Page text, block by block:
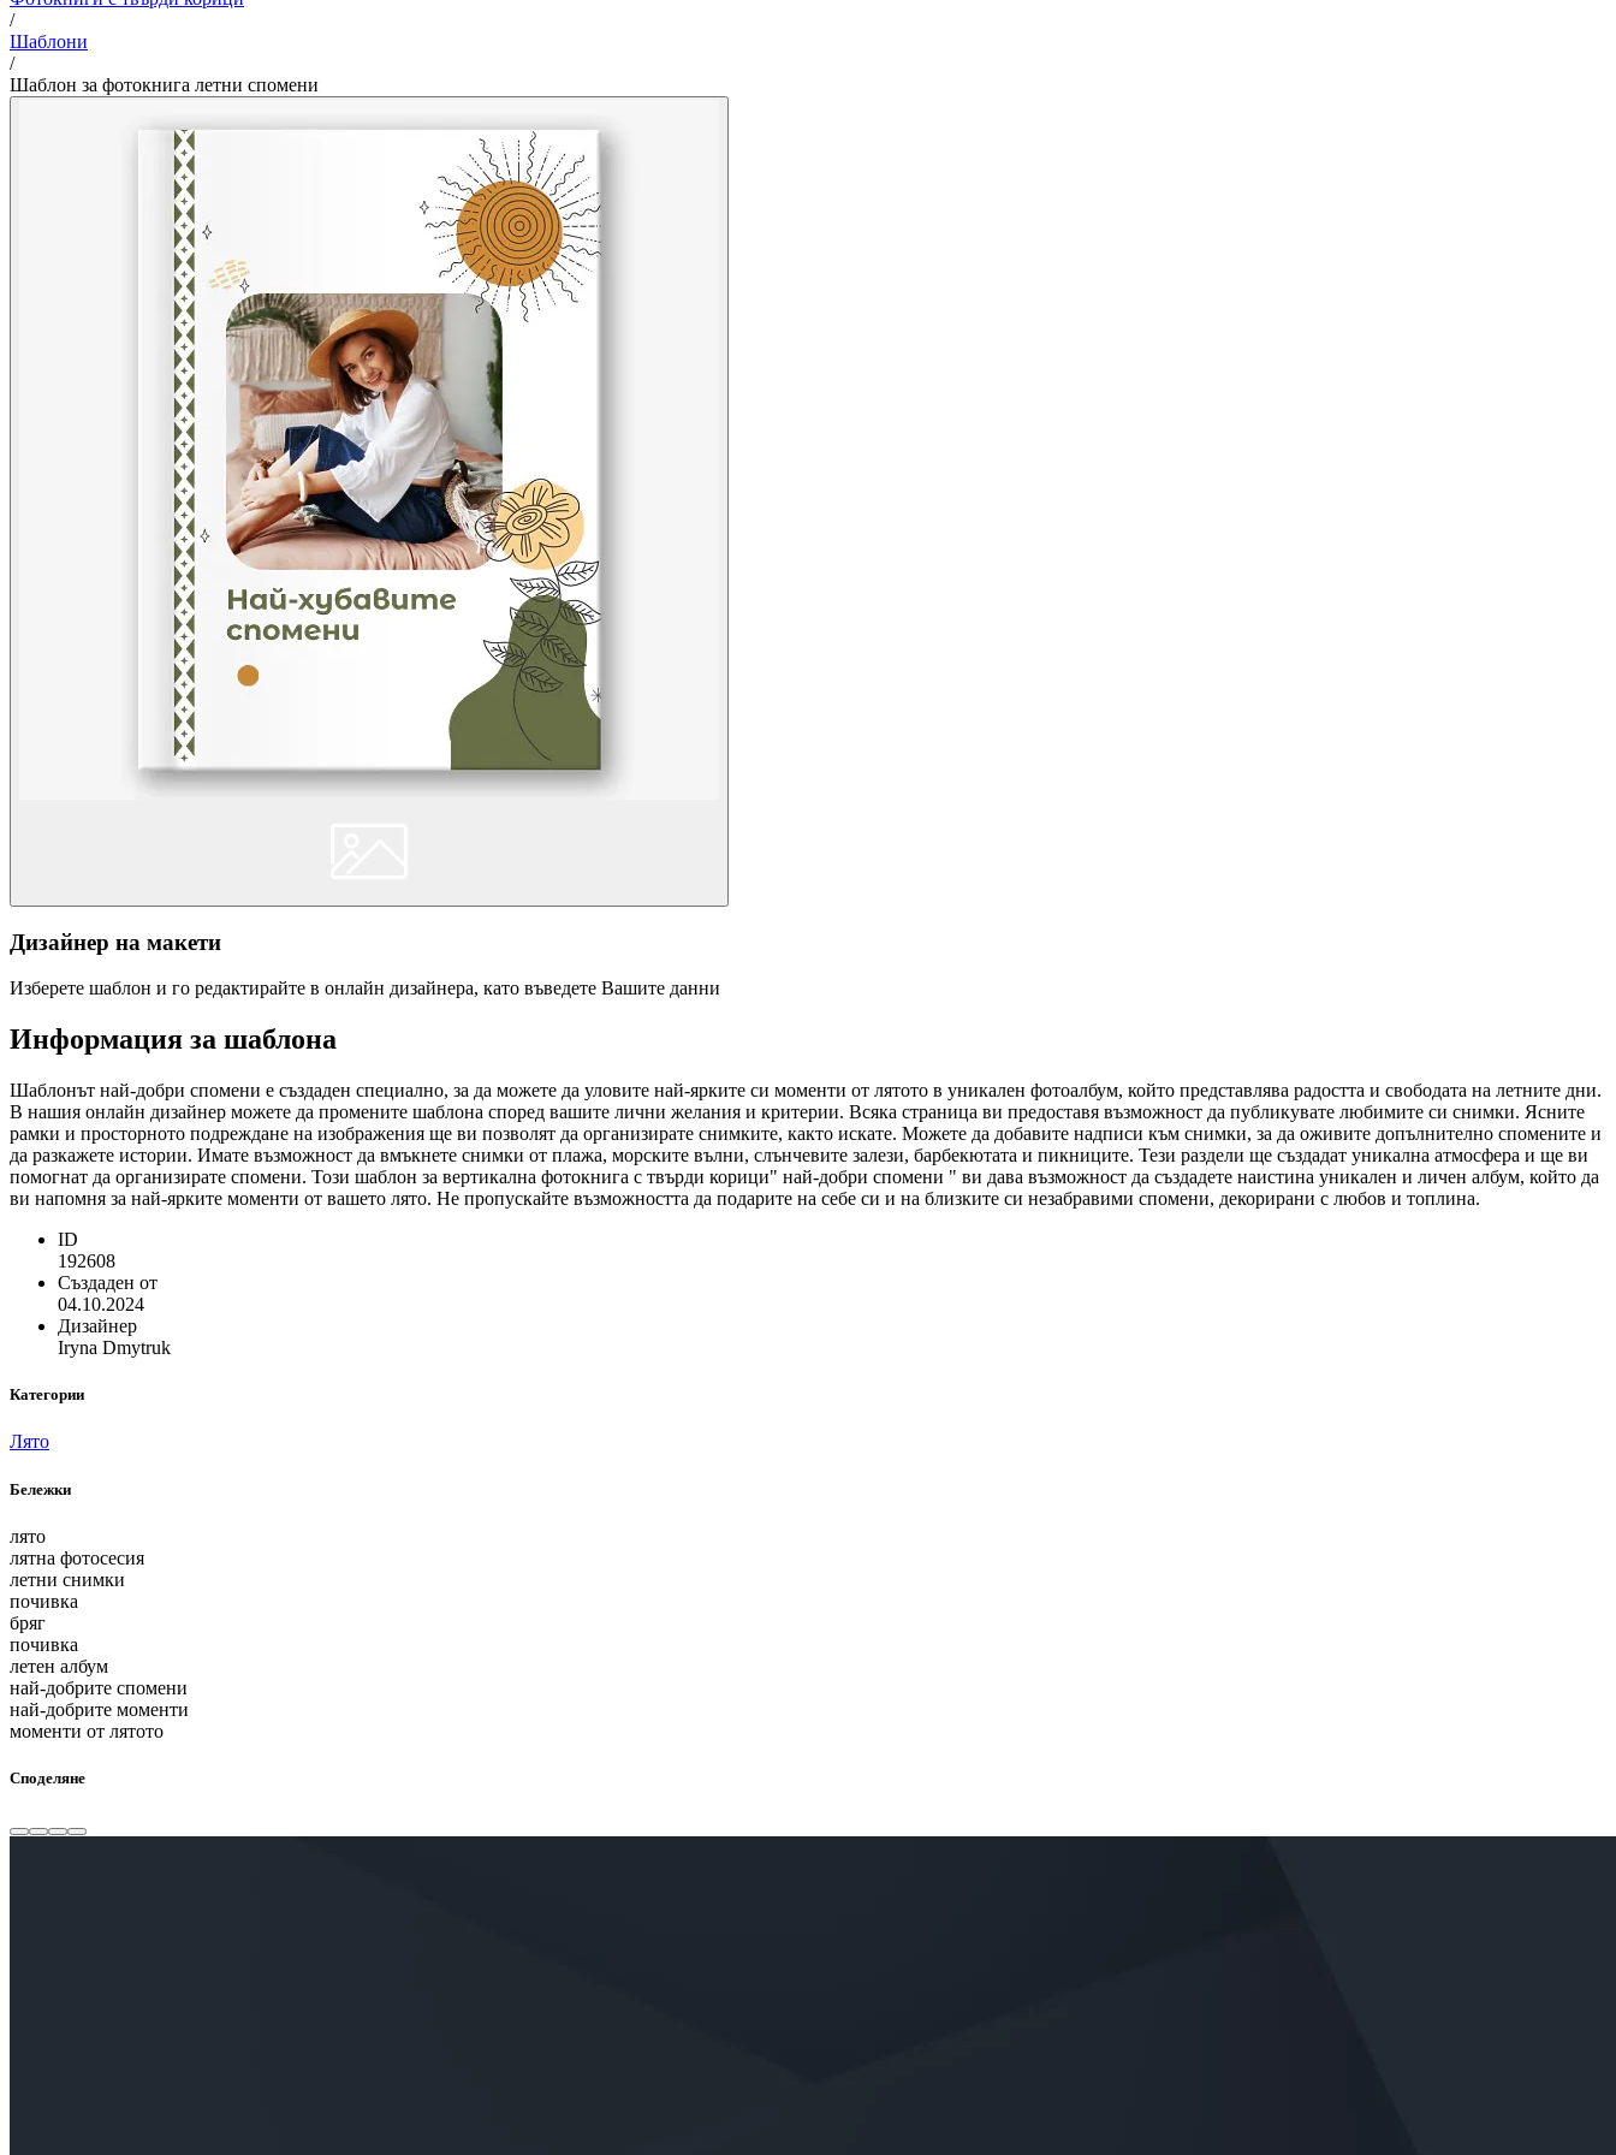
/
Шаблони
/
Шаблон за фотокнига летни спомени
Дизайнер на макети
Изберете шаблон и го редактирайте в онлайн дизайнера, като въведете Вашите данни
Информация за шаблона
Шаблонът най-добри спомени е създаден специално, за да можете да уловите най-ярките си моменти от лятото в уникален фотоалбум, който представлява радостта и свободата на летните дни.
В нашия онлайн дизайнер можете да промените шаблона според вашите лични желания и критерии. Всяка страница ви предоставя възможност да публикувате любимите си снимки. Ясните
рамки и просторното подреждане на изображения ще ви позволят да организирате снимките, както искате. Можете да добавите надписи към снимки, за да оживите допълнително спомените и
да разкажете истории. Имате възможност да вмъкнете снимки от плажа, морските вълни, слънчевите залези, барбекютата и пикниците. Тези раздели ще създадат уникална атмосфера и ще ви
помогнат да организирате спомени. Този шаблон за вертикална фотокнига с твърди корици" най-добри спомени " ви дава възможност да създадете наистина уникален и личен албум, който да
ви напомня за най-ярките моменти от вашето лято. Не пропускайте възможността да подарите на себе си и на близките си незабравими спомени, декорирани с любов и топлина.
ID
192608
Създаден от
04.10.2024
Дизайнер
Iryna Dmytruk
Категории
Лято
Бележки
лято
лятна фотосесия
летни снимки
почивка
бряг
почивка
летен албум
най-добрите спомени
най-добрите моменти
моменти от лятото
Споделяне